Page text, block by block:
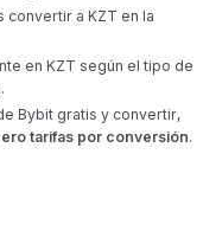
convertir a KZT en la
en KZT según el tipo de
Bybit gratis y convertir,
tarifas por conversión.